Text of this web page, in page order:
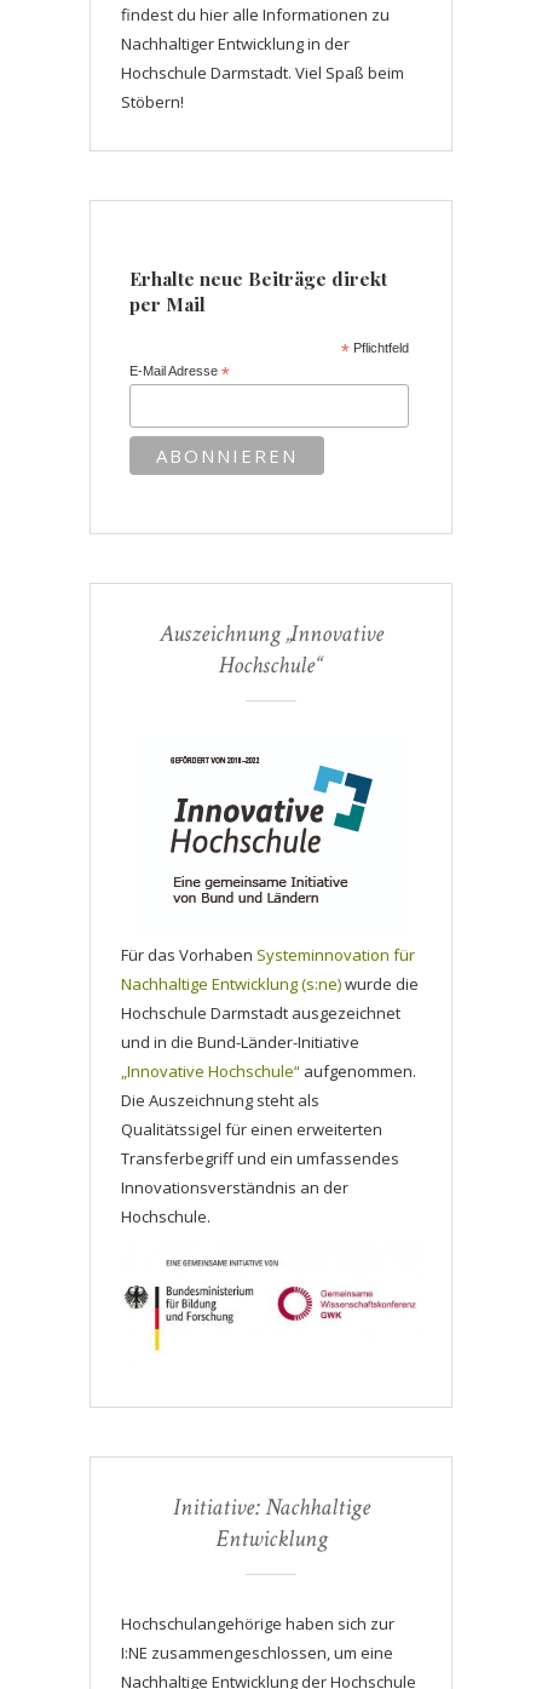
findest du hier alle Informationen zu
Nachhaltiger Entwicklung in der
Hochschule Darmstadt. Viel Spaß beim
Stöbern!
Erhalte neue Beiträge direkt
per Mail
* Pflichtfeld
E-Mail Adresse*
Auszeichnung „Innovative
Hochschule“
Für das Vorhaben Systeminnovation für
Nachhaltige Entwicklung (s:ne)wurde die
Hochschule Darmstadt ausgezeichnet
und in die Bund-Länder-Initiative
„Innovative Hochschule“ aufgenommen.
Die Auszeichnung steht als
Qualitätssigel für einen erweiterten
Transferbegriff und ein umfassendes
Innovationsverständnis an der
Hochschule.
Initiative: Nachhaltige
Entwicklung
Hochschulangehörige haben sich zur
I:NE zusammengeschlossen, um eine
Nachhaltige Entwicklung der Hochschule